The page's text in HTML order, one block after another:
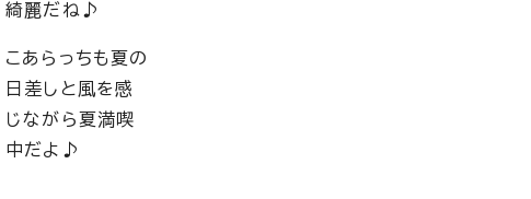
綺麗だね♪
こあらっちも夏の
日差しと風を感
じながら夏満喫
中だよ♪